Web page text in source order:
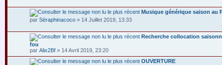
Musique générique saison au
par Séraphinacoco » 14 Juillet 2019, 13:33
Recherche collocation
fou
par Alix2Bf » 14 Avril 2019, 23:20
OUVERTURE